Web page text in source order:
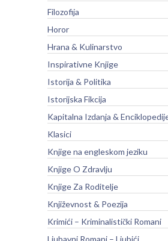
Filozofija
Horor
Hrana & Kulinarstvo
Inspirativne Knjige
Istorija & Politika
Istorijska Fikcija
Kapitalna Izdanja &
Klasici
Knjige na engleskom jeziku
Knjige O Zdravlju
Knjige Za Roditelje
Književnost & Poezija
Krimići – Kriminalistički Romani
Ljubavni Romani – Ljubići